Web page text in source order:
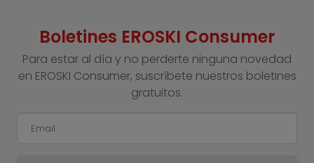
Boletines EROSKI Consumer
Para estar al día y no perderte ninguna novedad
en EROSKI Consumer, suscríbete nuestros boletines
gratuitos.